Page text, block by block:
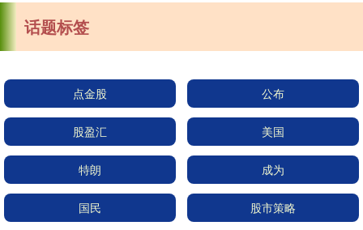
话题标签
点金股 公布
股盈汇 美国
特朗 成为
国民 股市策略